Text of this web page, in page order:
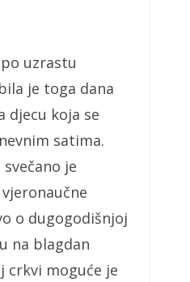
uzrastu
je toga dana
djecu koja se
satima.
je
o dugogodišnjoj
na blagdan
crkvi moguće je